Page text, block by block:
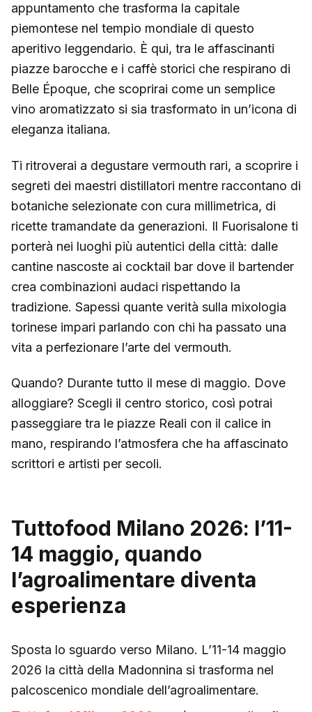
appuntamento che trasforma la capitale
piemontese nel tempio mondiale di questo
aperitivo leggendario. È qui, tra le affascinanti
piazze barocche e i caffè storici che respirano di
Belle Époque, che scoprirai come un semplice
vino aromatizzato si sia trasformato in un’icona di
eleganza italiana.
Ti ritroverai a degustare vermouth rari, a scoprire i
segreti dei maestri distillatori mentre raccontano di
botaniche selezionate con cura millimetrica, di
ricette tramandate da generazioni. Il Fuorisalone ti
porterà nei luoghi più autentici della città: dalle
cantine nascoste ai cocktail bar dove il bartender
crea combinazioni audaci rispettando la
tradizione. Sapessi quante verità sulla mixologia
torinese impari parlando con chi ha passato una
vita a perfezionare l’arte del vermouth.
Quando? Durante tutto il mese di maggio. Dove
alloggiare? Scegli il centro storico, così potrai
passeggiare tra le piazze Reali con il calice in
mano, respirando l’atmosfera che ha affascinato
scrittori e artisti per secoli.
Tuttofood Milano 2026: l’11-
14 maggio, quando
l’agroalimentare diventa
esperienza
Sposta lo sguardo verso Milano. L’11-14 maggio
2026 la città della Madonnina si trasforma nel
palcoscenico mondiale dell’agroalimentare.